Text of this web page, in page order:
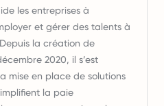
les entreprises à
et gérer des talents à
la création de
2020, il s’est
mise en place de solutions
la paie